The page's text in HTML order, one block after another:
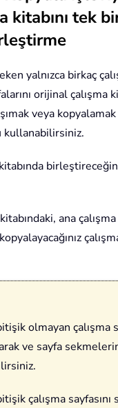
kitabını tek
yalnızca birkaç
orijinal çalışma
veya
kullanabilirsiniz.
ana
olmayan çalışma
ve sayfa
çalışma sayfasını